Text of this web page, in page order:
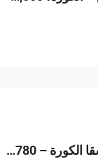
R9-3804 أرض للبيع في راسمسقا الكورة – 4,780 م²، سكنية، تصنيف 25/50